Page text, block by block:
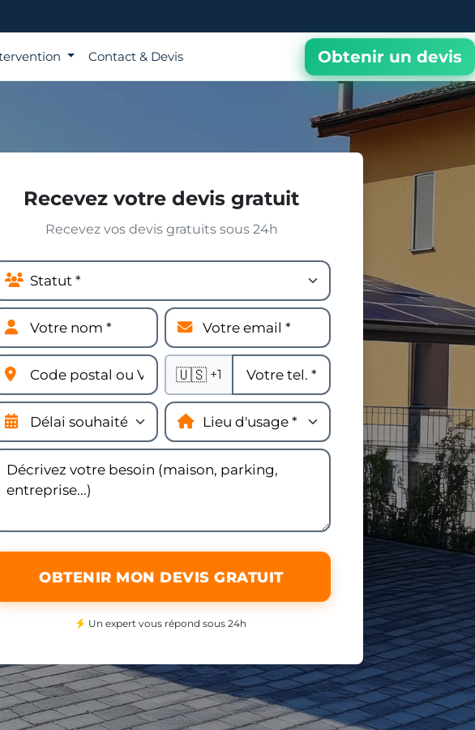
Contact & Devis Obtenir un devis
Recevez votre devis gratuit
Recevez vos devis gratuits sous 24h
🇺🇸 +1
OBTENIR MON DEVIS GRATUIT
Un expert vous répond sous 24h